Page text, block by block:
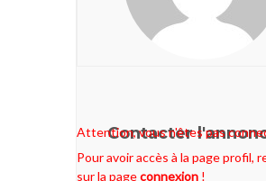
Contacter
Attention, vous n'êtes pas
Pour avoir accès à la page profil,
sur la pageconnexion !